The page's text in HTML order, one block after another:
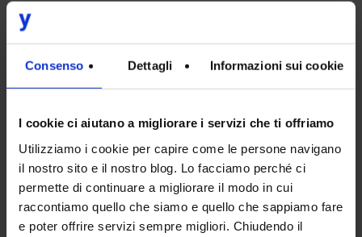
Consenso Dettagli Informazioni sui cookie
I cookie ci aiutano a migliorare i servizi che ti offriamo
Utilizziamo i cookie per capire come le persone navigano
il nostro sito e il nostro blog. Lo facciamo perché ci
permette di continuare a migliorare il modo in cui
raccontiamo quello che siamo e quello che sappiamo fare
e poter offrire servizi sempre migliori. Chiudendo il
Compila il modulo e ottieni la guida!